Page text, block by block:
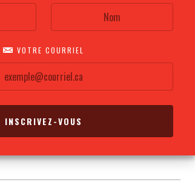
VOTRE COURRIEL